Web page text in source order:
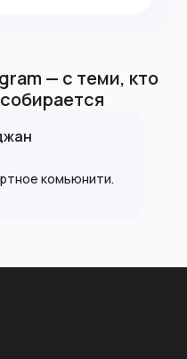
— с теми, кто
комьюнити.